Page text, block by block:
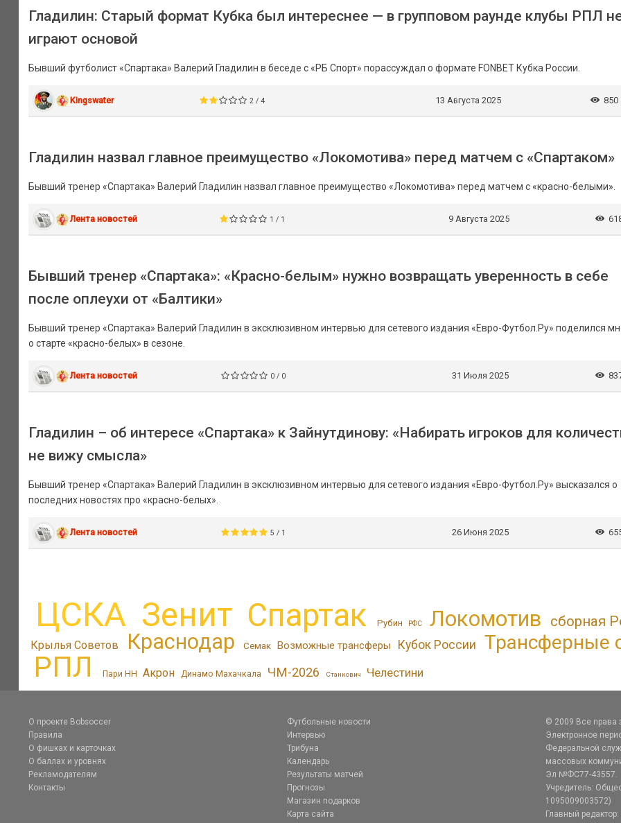
Гладилин: Старый формат Кубка был интереснее — в групповом раунде клубы РПЛ
играют основой
Бывший футболист «Спартака» Валерий Гладилин в беседе с «РБ Спорт» порассуждал о формате FONBET Кубка России.
Kingswater 2 / 4 13 Августа 2025 850
Гладилин назвал главное преимущество «Локомотива» перед матчем с «Спартаком»
Бывший тренер «Спартака» Валерий Гладилин назвал главное преимущество «Локомотива» перед матчем с «красно-белыми».
Лента новостей 1 / 1 9 Августа 2025
Бывший тренер «Спартака»: «Красно-белым» нужно возвращать уверенность в себе
после оплеухи от «Балтики»
Бывший тренер «Спартака» Валерий Гладилин в эксклюзивном интервью для сетевого издания «Евро-Футбол.Ру» поделился
о старте «красно-белых» в сезоне.
Лента новостей 0 / 0 31 Июля 2025
Гладилин – об интересе «Спартака» к Зайнутдинову: «Набирать игроков для
не вижу смысла»
Бывший тренер «Спартака» Валерий Гладилин в эксклюзивном интервью для сетевого издания «Евро-Футбол.Ру» высказался о
последних новостях про «красно-белых».
Лента новостей 5 / 1 26 Июня 2025
ЦСКА Зенит Спартак Рубин РФС Локомотив сборная
Крылья Советов Краснодар Семак Возможные трансферы Кубок России Трансферные
РПЛ Пари НН Акрон Динамо Махачкала ЧМ-2026 Станкович Челестини
О проекте Bobsoccer
Правила
О фишках и карточках
О баллах и уровнях
Рекламодателям
Контакты
Футбольные новости
Интервью
Трибуна
Календарь
Результаты матчей
Прогнозы
Магазин подарков
Карта сайта
© 2009 Все
Электронное
Федеральной
массовых
Эл №ФС77-43557.
Учредитель:
1095009003572)
Главный